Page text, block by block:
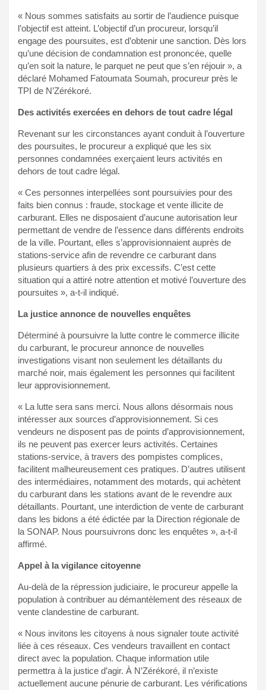
« Nous sommes satisfaits au sortir de l’audience puisque
l’objectif est atteint. L’objectif d’un procureur, lorsqu’il
engage des poursuites, est d’obtenir une sanction. Dès lors
qu’une décision de condamnation est prononcée, quelle
qu’en soit la nature, le parquet ne peut que s’en réjouir », a
déclaré Mohamed Fatoumata Soumah, procureur près le
TPI de N’Zérékoré.
Des activités exercées en dehors de tout cadre légal
Revenant sur les circonstances ayant conduit à l’ouverture
des poursuites, le procureur a expliqué que les six
personnes condamnées exerçaient leurs activités en
dehors de tout cadre légal.
« Ces personnes interpellées sont poursuivies pour des
faits bien connus : fraude, stockage et vente illicite de
carburant. Elles ne disposaient d’aucune autorisation leur
permettant de vendre de l’essence dans différents endroits
de la ville. Pourtant, elles s’approvisionnaient auprès de
stations-service afin de revendre ce carburant dans
plusieurs quartiers à des prix excessifs. C’est cette
situation qui a attiré notre attention et motivé l’ouverture des
poursuites », a-t-il indiqué.
La justice annonce de nouvelles enquêtes
Déterminé à poursuivre la lutte contre le commerce illicite
du carburant, le procureur annonce de nouvelles
investigations visant non seulement les détaillants du
marché noir, mais également les personnes qui facilitent
leur approvisionnement.
« La lutte sera sans merci. Nous allons désormais nous
intéresser aux sources d’approvisionnement. Si ces
vendeurs ne disposent pas de points d’approvisionnement,
ils ne peuvent pas exercer leurs activités. Certaines
stations-service, à travers des pompistes complices,
facilitent malheureusement ces pratiques. D’autres utilisent
des intermédiaires, notamment des motards, qui achètent
du carburant dans les stations avant de le revendre aux
détaillants. Pourtant, une interdiction de vente de carburant
dans les bidons a été édictée par la Direction régionale de
la SONAP. Nous poursuivrons donc les enquêtes », a-t-il
affirmé.
Appel à la vigilance citoyenne
Au-delà de la répression judiciaire, le procureur appelle la
population à contribuer au démantèlement des réseaux de
vente clandestine de carburant.
« Nous invitons les citoyens à nous signaler toute activité
liée à ces réseaux. Ces vendeurs travaillent en contact
direct avec la population. Chaque information utile
permettra à la justice d’agir. À N’Zérékoré, il n’existe
actuellement aucune pénurie de carburant. Les vérifications